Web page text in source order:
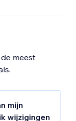
meest
mijn
wijzigingen